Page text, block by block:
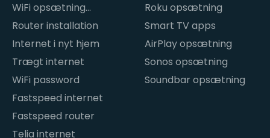
WiFi opsætning
hjemme
Router installation
Internet i nyt hjem
Trægt internet
WiFi password
Fastspeed internet
Fastspeed router
Telia internet
Roku opsætning
Smart TV apps
AirPlay opsætning
Sonos opsætning
Soundbar opsætning